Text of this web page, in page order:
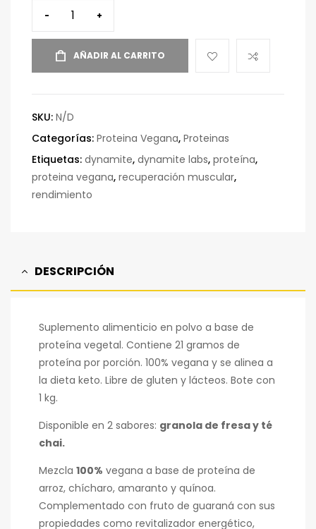
- +
AÑADIR AL CARRITO
SKU: N/D
Categorías: Proteina Vegana, Proteinas
Etiquetas: dynamite, dynamite labs, proteína,
proteina vegana, recuperación muscular,
rendimiento
DESCRIPCIÓN
Suplemento alimenticio en polvo a base de
proteína vegetal. Contiene 21 gramos de
proteína por porción. 100% vegana y se alinea a
la dieta keto. Libre de gluten y lácteos. Bote con
1 kg.
Disponible en 2 sabores: granola de fresa y té
chai.
Mezcla 100% vegana a base de proteína de
arroz, chícharo, amaranto y quínoa.
Complementado con fruto de guaraná con sus
propiedades como revitalizador energético,